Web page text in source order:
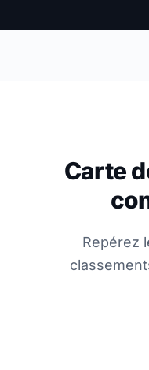
Carte
Repérez